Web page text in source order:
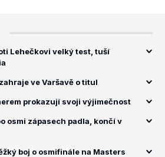
Lehečkovi velký test, tuší
ve Varšavě o titul
prokazují svoji výjimečnost
osmi zápasech padla, končí v
boj o osmifinále na Masters